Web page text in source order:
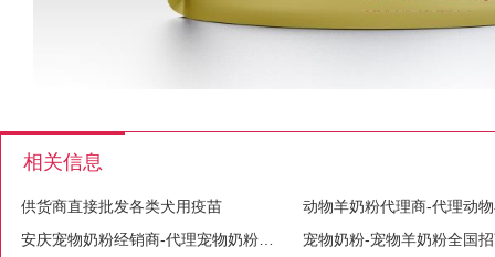
相关信息
供货商直接批发各类犬用疫苗
安庆宠物奶粉经销商-代理宠物奶粉-宠物奶粉市场发展